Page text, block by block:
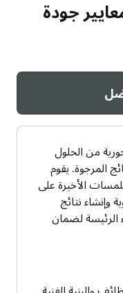
جودة
من الحلول
المرجوة. يقوم
الأخيرة على
وإنشاء نتائج
الرئيسة لضمان
والبنية الفنية